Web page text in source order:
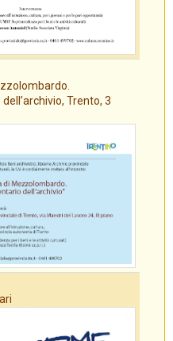
Trento, 3